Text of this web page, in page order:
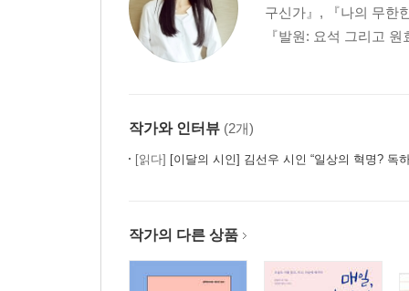
구신가』, 『나의 무한
『발원: 요석 그리고
작가와 인터뷰 (2개)
[읽다] [이달의 시인] 김선우 시인 “일상의 혁명? 독하게 행복해지겠다는 각
작가의 다른 상품